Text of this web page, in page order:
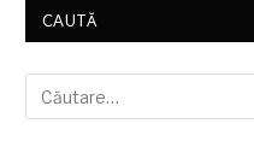
CAUTĂ